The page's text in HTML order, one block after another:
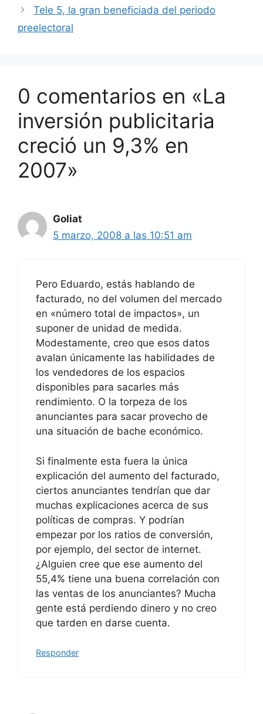
Tele 5, la gran beneficiada del periodo
preelectoral
0 comentarios en «La
inversión publicitaria
creció un 9,3% en
2007»
Goliat
5 marzo, 2008 a las 10:51 am
Pero Eduardo, estás hablando de
facturado, no del volumen del mercado
en «número total de impactos», un
suponer de unidad de medida.
Modestamente, creo que esos datos
avalan únicamente las habilidades de
los vendedores de los espacios
disponibles para sacarles más
rendimiento. O la torpeza de los
anunciantes para sacar provecho de
una situación de bache económico.
Si finalmente esta fuera la única
explicación del aumento del facturado,
ciertos anunciantes tendrían que dar
muchas explicaciones acerca de sus
políticas de compras. Y podrían
empezar por los ratios de conversión,
por ejemplo, del sector de internet.
¿Alguien cree que ese aumento del
55,4% tiene una buena correlación con
las ventas de los anunciantes? Mucha
gente está perdiendo dinero y no creo
que tarden en darse cuenta.
Responder